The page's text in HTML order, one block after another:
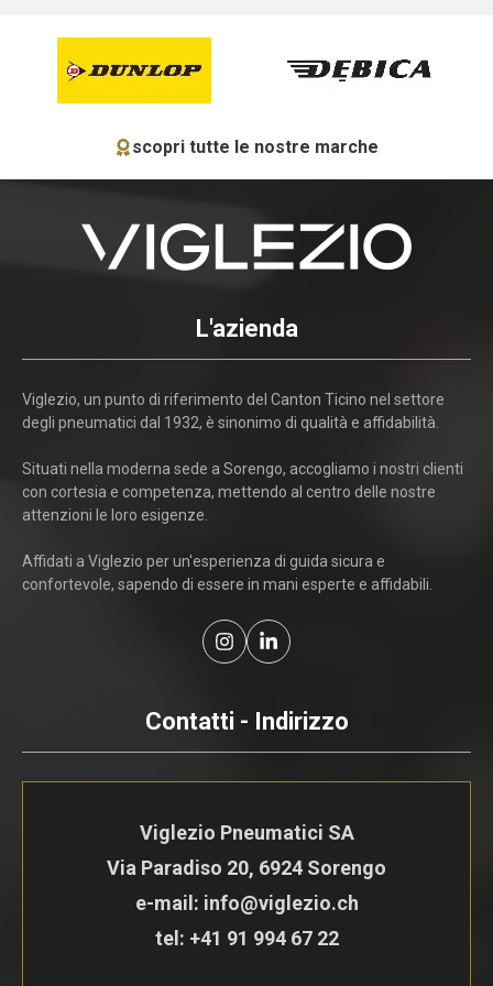
scopri tutte le nostre marche
L'azienda
Viglezio, un punto di riferimento del Canton Ticino nel settore
degli pneumatici dal 1932, è sinonimo di qualità e affidabilità.
Situati nella moderna sede a Sorengo, accogliamo i nostri clienti
con cortesia e competenza, mettendo al centro delle nostre
attenzioni le loro esigenze.
Affidati a Viglezio per un'esperienza di guida sicura e
confortevole, sapendo di essere in mani esperte e affidabili.
Contatti - Indirizzo
Viglezio Pneumatici SA
Via Paradiso 20, 6924 Sorengo
e-mail: info@viglezio.ch
tel: +41 91 994 67 22